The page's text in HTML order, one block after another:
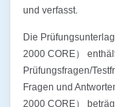
und verfasst.
Die
2000 CORE）
Prüfungsfragen/
Fragen und
2000 CORE）